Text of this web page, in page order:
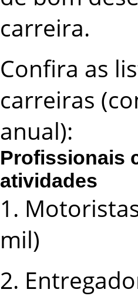
carreira.
Confira as
carreiras
anual):
Profissionais
atividades
1.
mil)
2.